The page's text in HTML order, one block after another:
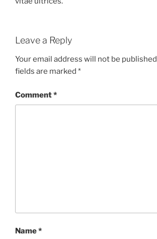
Leave a Reply
Your email address will not be
fields are marked *
Comment*
Name*